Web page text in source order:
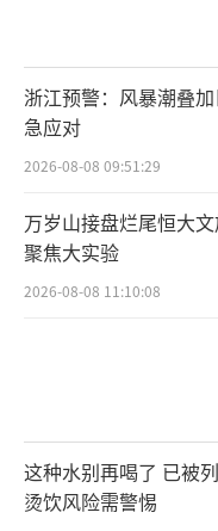
浙江预警：风暴潮叠
急应对
2026-08-08 09:51:29
万岁山接盘烂尾恒大
聚焦大实验
2026-08-08 11:10:08
这种水别再喝了 已被
烫饮风险需警惕